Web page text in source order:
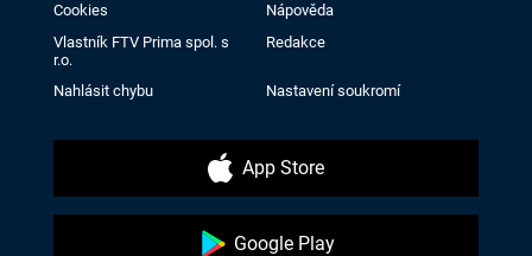
Cookies
Nápověda
Vlastník FTV Prima spol. s
r.o.
Redakce
Nahlásit chybu Nastavení soukromí
App Store
Google Play